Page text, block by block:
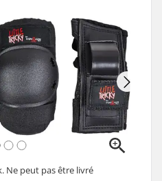
Ne peut pas être livré